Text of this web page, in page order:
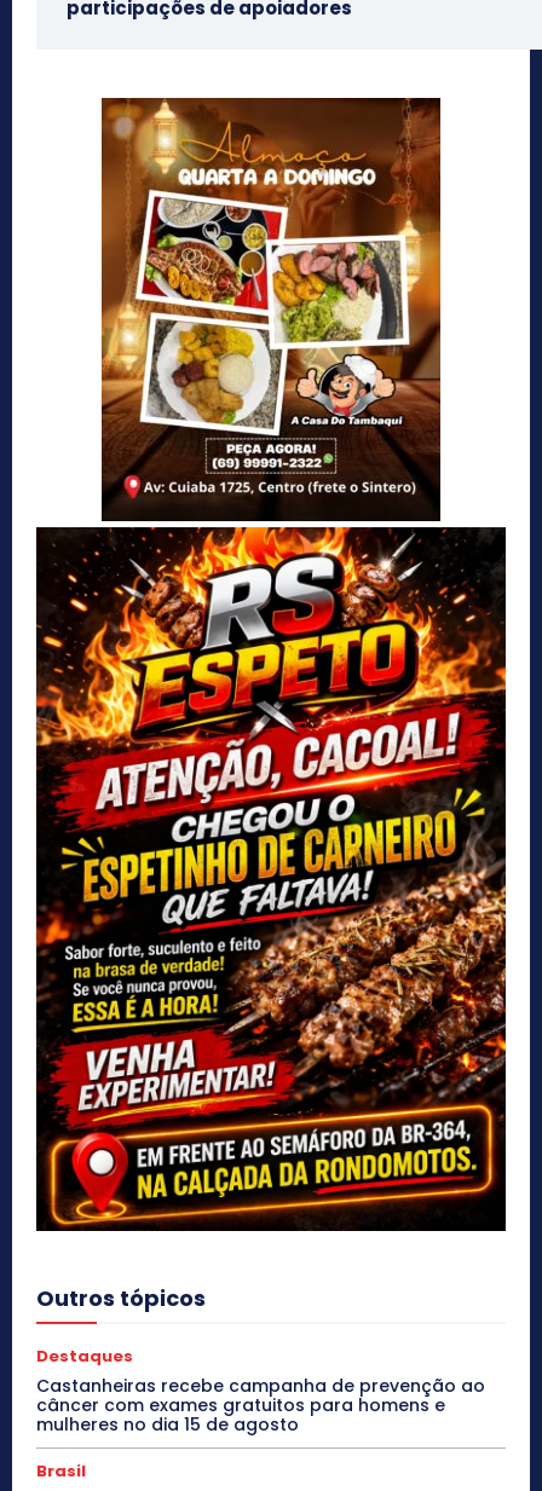
participações de apoiadores
Outros tópicos
Destaques
Castanheiras recebe campanha de prevenção ao
câncer com exames gratuitos para homens e
mulheres no dia 15 de agosto
Brasil